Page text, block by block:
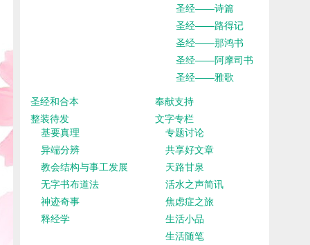
圣经——诗篇
圣经——路得记
圣经——那鸿书
圣经——阿摩司书
圣经——雅歌
圣经和合本
奉献支持
整装待发
基要真理
异端分辨
教会结构与事工发展
无字书布道法
神迹奇事
释经学
文字专栏
专题讨论
共享好文章
天路甘泉
活水之声简讯
焦虑症之旅
生活小品
生活随笔